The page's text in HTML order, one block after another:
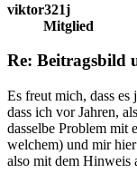
viktor321j
Mitglied
Re: Beitragsbild
Es freut mich, dass
dass ich vor Jahren,
dasselbe Problem mit
welchem) und mir
also mit dem Hinweis